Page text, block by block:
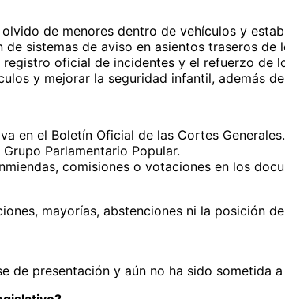
de menores dentro de vehículos y
sistemas de aviso en asientos traseros
oficial de incidentes y el refuerzo
y mejorar la seguridad infantil, además
en el Boletín Oficial de las Cortes Generales.
Parlamentario Popular.
comisiones o votaciones en los
mayorías, abstenciones ni la posición
de presentación y aún no ha sido sometida